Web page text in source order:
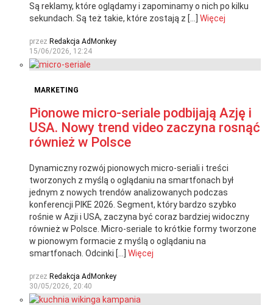
Są reklamy, które oglądamy i zapominamy o nich po kilku
sekundach. Są też takie, które zostają z […] Więcej
przez Redakcja AdMonkey
15/06/2026, 12:24
MARKETING
Pionowe micro-seriale podbijają Azję i
USA. Nowy trend video zaczyna rosnąć
również w Polsce
Dynamiczny rozwój pionowych micro-seriali i treści
tworzonych z myślą o oglądaniu na smartfonach był
jednym z nowych trendów analizowanych podczas
konferencji PIKE 2026. Segment, który bardzo szybko
rośnie w Azji i USA, zaczyna być coraz bardziej widoczny
również w Polsce. Micro-seriale to krótkie formy tworzone
w pionowym formacie z myślą o oglądaniu na
smartfonach. Odcinki […] Więcej
przez Redakcja AdMonkey
30/05/2026, 20:40